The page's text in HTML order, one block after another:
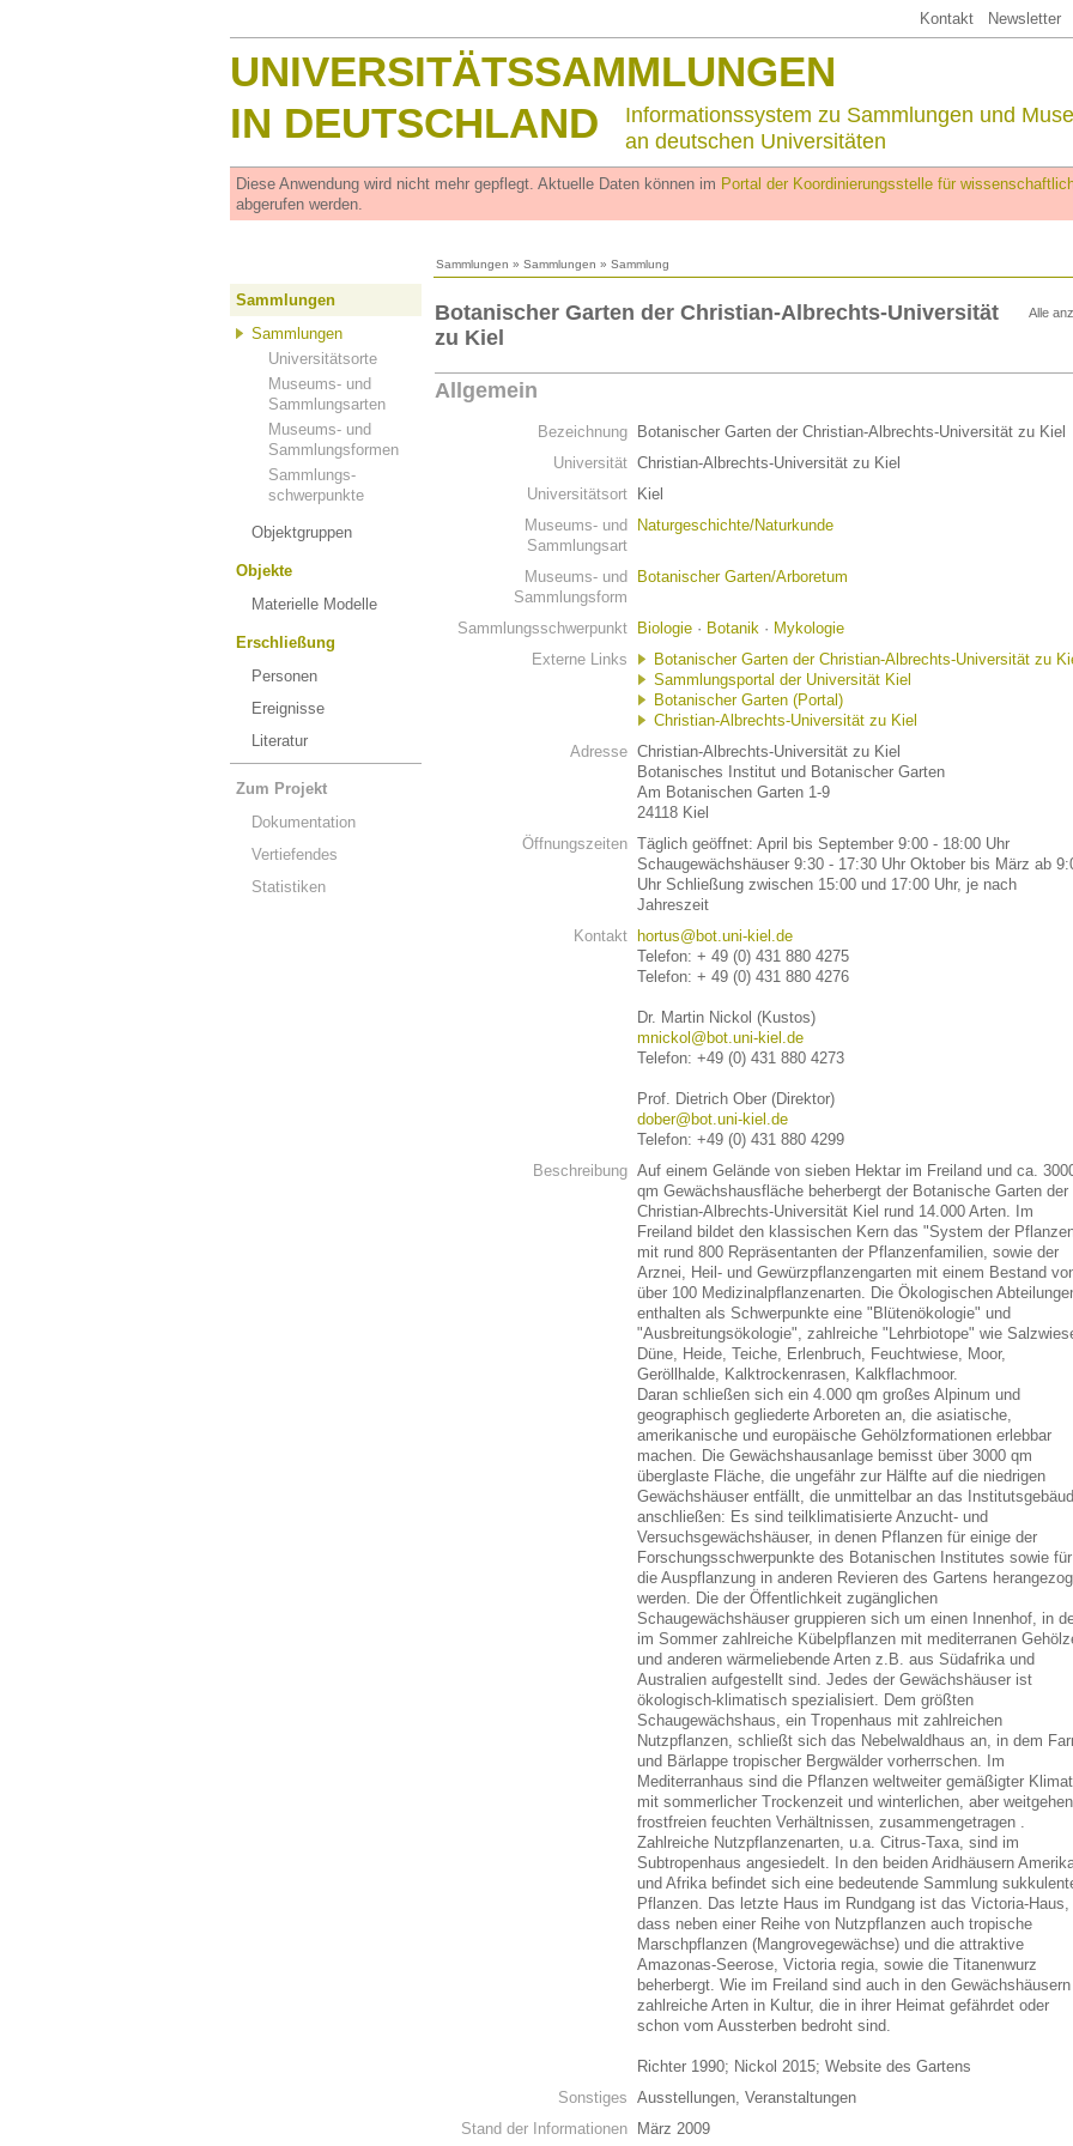
Kontakt Newsletter
UNIVERSITÄTSSAMMLUNGEN
IN DEUTSCHLAND
Informationssystem zu Sammlungen und
an deutschen Universitäten
Diese Anwendung wird nicht mehr gepflegt. Aktuelle Daten können im Portal der Koordinierungsstelle für
abgerufen werden.
Sammlungen » Sammlungen » Sammlung
Sammlungen
Sammlungen
Universitätsorte
Museums- und
Sammlungsarten
Museums- und
Sammlungsformen
Sammlungs-
schwerpunkte
Objektgruppen
Objekte
Materielle Modelle
Erschließung
Personen
Ereignisse
Literatur
Zum Projekt
Dokumentation
Vertiefendes
Statistiken
Alle
Botanischer Garten der Christian-Albrechts-Universität
zu Kiel
Allgemein
Bezeichnung
Botanischer Garten der Christian-Albrechts-Universität zu Kiel
Universität Christian-Albrechts-Universität zu Kiel
Universitätsort
Kiel
Museums- und
Sammlungsart
Naturgeschichte/Naturkunde
Museums- und
Sammlungsform
Botanischer Garten/Arboretum
Sammlungsschwerpunkt Biologie · Botanik · Mykologie
Externe Links
Botanischer Garten der Christian-Albrechts-Universität zu
Sammlungsportal der Universität Kiel
Botanischer Garten (Portal)
Christian-Albrechts-Universität zu Kiel
Adresse Christian-Albrechts-Universität zu Kiel
Botanisches Institut und Botanischer Garten
Am Botanischen Garten 1-9
24118 Kiel
Öffnungszeiten Täglich geöffnet: April bis September 9:00 - 18:00 Uhr
Schaugewächshäuser 9:30 - 17:30 Uhr Oktober bis März ab
Uhr Schließung zwischen 15:00 und 17:00 Uhr, je nach
Jahreszeit
Kontakt
hortus@bot.uni-kiel.de
Telefon: + 49 (0) 431 880 4275
Telefon: + 49 (0) 431 880 4276
Dr. Martin Nickol (Kustos)
mnickol@bot.uni-kiel.de
Telefon: +49 (0) 431 880 4273
Prof. Dietrich Ober (Direktor)
dober@bot.uni-kiel.de
Telefon: +49 (0) 431 880 4299
Beschreibung Auf einem Gelände von sieben Hektar im Freiland und ca.
qm Gewächshausfläche beherbergt der Botanische Garten der
Christian-Albrechts-Universität Kiel rund 14.000 Arten. Im
Freiland bildet den klassischen Kern das "System der
mit rund 800 Repräsentanten der Pflanzenfamilien, sowie der
Arznei, Heil- und Gewürzpflanzengarten mit einem Bestand
über 100 Medizinalpflanzenarten. Die Ökologischen
enthalten als Schwerpunkte eine "Blütenökologie" und
"Ausbreitungsökologie", zahlreiche "Lehrbiotope" wie
Düne, Heide, Teiche, Erlenbruch, Feuchtwiese, Moor,
Geröllhalde, Kalktrockenrasen, Kalkflachmoor.
Daran schließen sich ein 4.000 qm großes Alpinum und
geographisch gegliederte Arboreten an, die asiatische,
amerikanische und europäische Gehölzformationen erlebbar
machen. Die Gewächshausanlage bemisst über 3000 qm
überglaste Fläche, die ungefähr zur Hälfte auf die niedrigen
Gewächshäuser entfällt, die unmittelbar an das
anschließen: Es sind teilklimatisierte Anzucht- und
Versuchsgewächshäuser, in denen Pflanzen für einige der
Forschungsschwerpunkte des Botanischen Institutes sowie für
die Auspflanzung in anderen Revieren des Gartens
werden. Die der Öffentlichkeit zugänglichen
Schaugewächshäuser gruppieren sich um einen Innenhof, in
im Sommer zahlreiche Kübelpflanzen mit mediterranen
und anderen wärmeliebende Arten z.B. aus Südafrika und
Australien aufgestellt sind. Jedes der Gewächshäuser ist
ökologisch-klimatisch spezialisiert. Dem größten
Schaugewächshaus, ein Tropenhaus mit zahlreichen
Nutzpflanzen, schließt sich das Nebelwaldhaus an, in dem
und Bärlappe tropischer Bergwälder vorherrschen. Im
Mediterranhaus sind die Pflanzen weltweiter gemäßigter
mit sommerlicher Trockenzeit und winterlichen, aber
frostfreien feuchten Verhältnissen, zusammengetragen .
Zahlreiche Nutzpflanzenarten, u.a. Citrus-Taxa, sind im
Subtropenhaus angesiedelt. In den beiden Aridhäusern
und Afrika befindet sich eine bedeutende Sammlung
Pflanzen. Das letzte Haus im Rundgang ist das Victoria-Haus,
dass neben einer Reihe von Nutzpflanzen auch tropische
Marschpflanzen (Mangrovegewächse) und die attraktive
Amazonas-Seerose, Victoria regia, sowie die Titanenwurz
beherbergt. Wie im Freiland sind auch in den Gewächshäusern
zahlreiche Arten in Kultur, die in ihrer Heimat gefährdet oder
schon vom Aussterben bedroht sind.
Richter 1990; Nickol 2015; Website des Gartens
Sonstiges Ausstellungen, Veranstaltungen
Stand der Informationen
März 2009